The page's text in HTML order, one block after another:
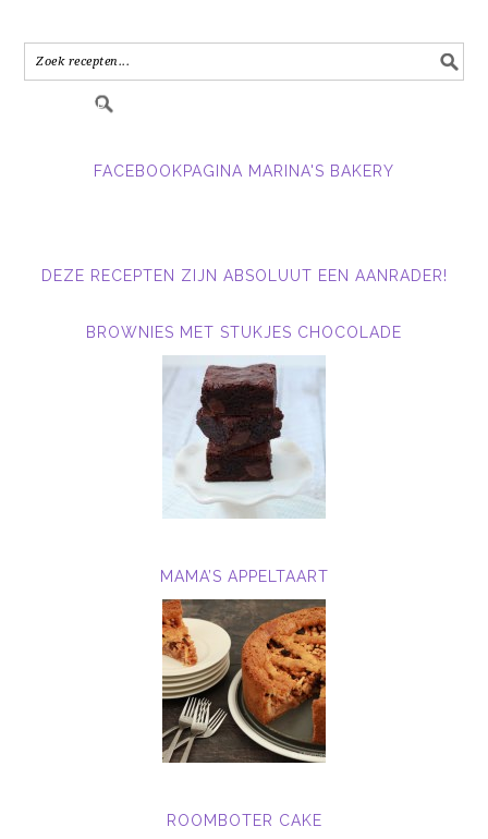
in.....
FACEBOOKPAGINA MARINA'S BAKERY
DEZE RECEPTEN ZIJN ABSOLUUT EEN AANRADER!
BROWNIES MET STUKJES CHOCOLADE
MAMA’S APPELTAART
ROOMBOTER CAKE